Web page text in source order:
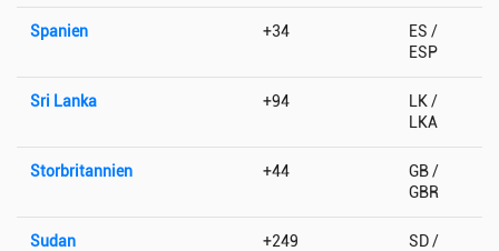
Spanien +34
ES /
ESP
Sri Lanka +94
LK /
LKA
Storbritannien +44
GB /
GBR
Sudan +249
SD /